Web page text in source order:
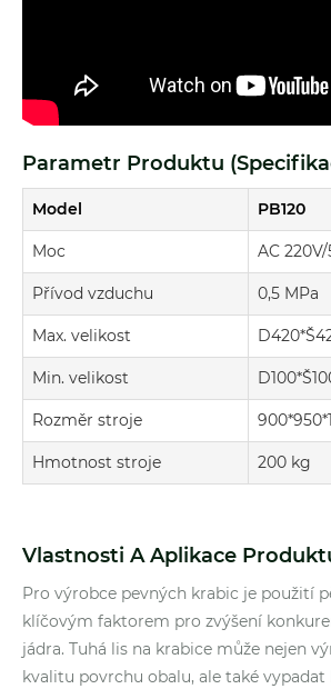
Parametr Produktu
Model PB120
Moc AC
Přívod vzduchu 0,5 MPa
Max. velikost
Min. velikost
Rozměr stroje
Hmotnost stroje 200 kg
Vlastnosti A Aplikace
Pro výrobce pevných krabic je použití
klíčovým faktorem pro zvýšení
jádra. Tuhá lis na krabice může nejen
kvalitu povrchu obalu, ale také vypadat